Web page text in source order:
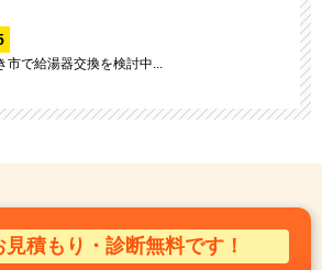
市で給湯器交換を検討中...
見積もり・診断無料です！